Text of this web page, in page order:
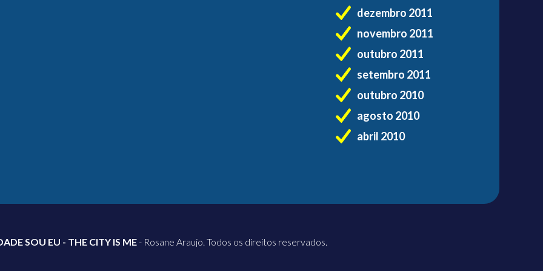
dezembro 2011
novembro 2011
outubro 2011
setembro 2011
outubro 2010
agosto 2010
abril 2010
SOU EU - THE CITY IS ME- Rosane Araujo. Todos os direitos reservados.